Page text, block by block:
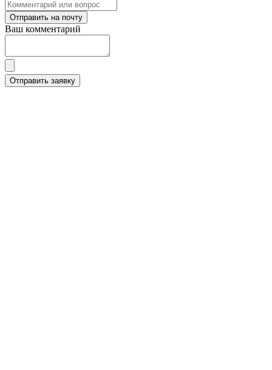
Отправить на почту
Ваш комментарий